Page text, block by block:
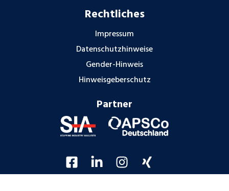
Rechtliches
Impressum
Datenschutzhinweise
Gender-Hinweis
Hinweisgeberschutz
Partner